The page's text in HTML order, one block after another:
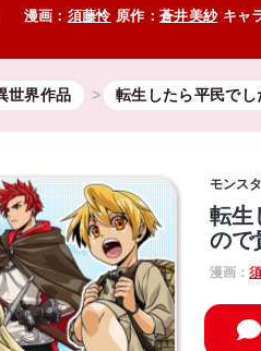
漫画： 須藤怜原作：蒼井美紗キャ
世界作品 転生したら平民で
モンス
転生
ので
漫画：